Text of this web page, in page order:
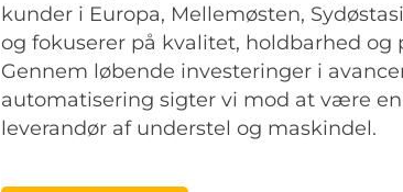
kunder i Europa, Mellemøsten,
og fokuserer på kvalitet, holdbarhed og
Gennem løbende investeringer i
automatisering sigter vi mod at være
leverandør af understel og maskindel.